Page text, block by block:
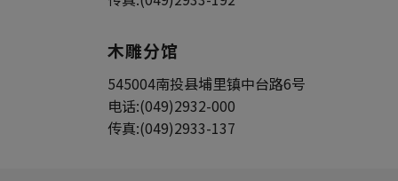
木雕分馆
545004南投县埔里镇中台路6号
电话:(049)2932-000
传真:(049)2933-137